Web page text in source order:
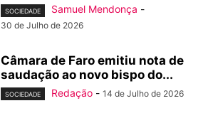
SOCIEDADE Samuel Mendonça -
30 de Julho de 2026
Câmara de Faro emitiu nota de
saudação ao novo bispo do...
SOCIEDADE Redação - 14 de Julho de 2026